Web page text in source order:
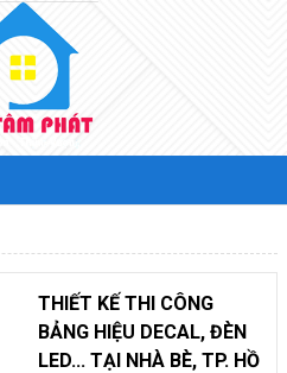
THIẾT KẾ THI CÔNG
BẢNG HIỆU DECAL, ĐÈN
LED... TẠI NHÀ BÈ, TP. HỒ